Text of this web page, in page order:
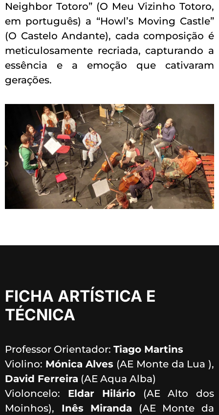
Neighbor Totoro” (O Meu Vizinho Totoro,
em português) a “Howl’s Moving Castle”
(O Castelo Andante), cada composição é
meticulosamente recriada, capturando a
essência e a emoção que cativaram
gerações.
FICHA ARTÍSTICA E
TÉCNICA
Professor Orientador: Tiago Martins
Violino: Mónica Alves (AE Monte da Lua ),
David Ferreira (AE Aqua Alba)
Violoncelo: Eldar Hilário (AE Alto dos
Moinhos), Inês Miranda (AE Monte da